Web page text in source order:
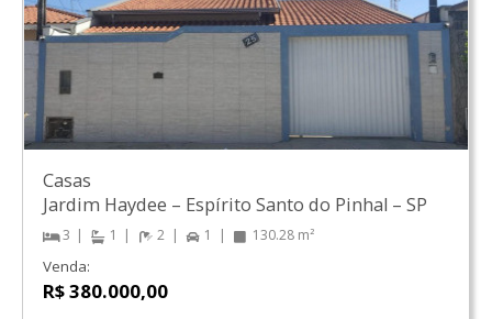
Casas
Jardim Haydee – Espírito Santo do Pinhal – SP
3 1 2 1 130.28 m²
Venda:
R$ 380.000,00